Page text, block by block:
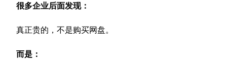
很多企业后面发现：
真正贵的，不是购买网盘。
而是：